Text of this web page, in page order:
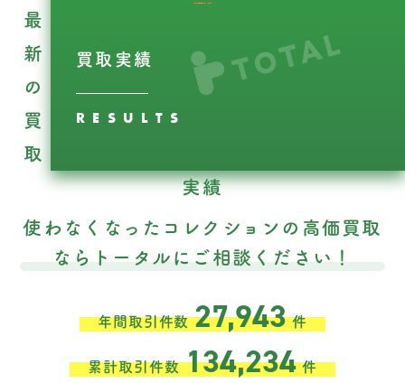
買取実績
RESULTS
最
新
の
買
取
実績
使わなくなったコレクションの高価買取
ならトータルにご相談ください！
年間取引件数27,943件
累計取引件数134,234件